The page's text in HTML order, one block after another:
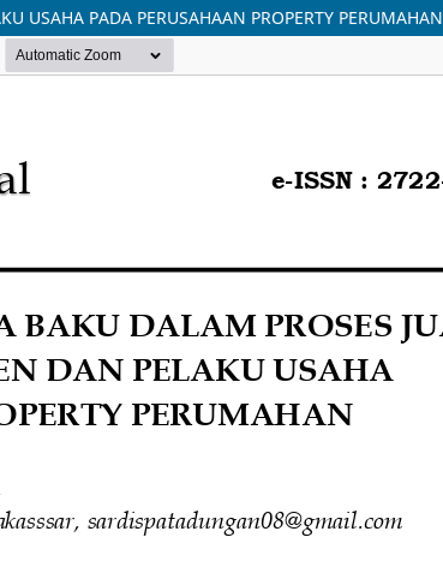
USAHA PADA PERUSAHAAN PROPERTY PERUMAHAN